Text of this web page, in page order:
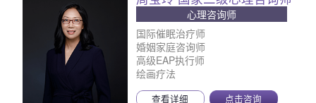
心理咨询师
国际催眠治疗师
婚姻家庭咨询师
高级EAP执行师
绘画疗法
查看详细 点击咨询